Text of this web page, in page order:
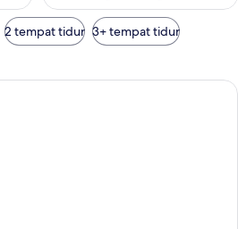
2 tempat tidur 3+ tempat tidur
Kamar Double Basic | Seprai